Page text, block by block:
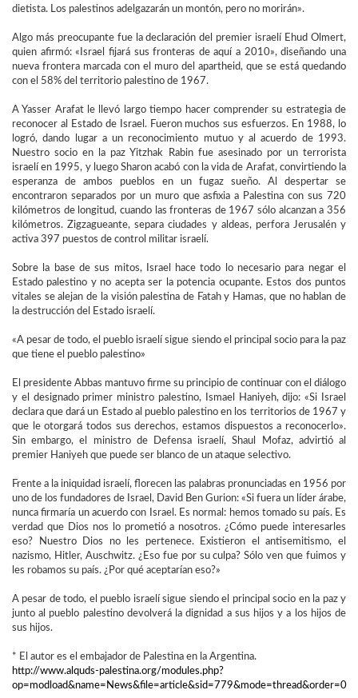
dietista. Los palestinos adelgazarán un montón, pero no morirán».
Algo más preocupante fue la declaración del premier israelí Ehud Olmert,
quien afirmó: «Israel fijará sus fronteras de aquí a 2010», diseñando una
nueva frontera marcada con el muro del apartheid, que se está quedando
con el 58% del territorio palestino de 1967.
A Yasser Arafat le llevó largo tiempo hacer comprender su estrategia de
reconocer al Estado de Israel. Fueron muchos sus esfuerzos. En 1988, lo
logró, dando lugar a un reconocimiento mutuo y al acuerdo de 1993.
Nuestro socio en la paz Yitzhak Rabin fue asesinado por un terrorista
israelí en 1995, y luego Sharon acabó con la vida de Arafat, convirtiendo la
esperanza de ambos pueblos en un fugaz sueño. Al despertar se
encontraron separados por un muro que asfixia a Palestina con sus 720
kilómetros de longitud, cuando las fronteras de 1967 sólo alcanzan a 356
kilómetros. Zigzagueante, separa ciudades y aldeas, perfora Jerusalén y
activa 397 puestos de control militar israelí.
Sobre la base de sus mitos, Israel hace todo lo necesario para negar el
Estado palestino y no acepta ser la potencia ocupante. Estos dos puntos
vitales se alejan de la visión palestina de Fatah y Hamas, que no hablan de
la destrucción del Estado israelí.
«A pesar de todo, el pueblo israelí sigue siendo el principal socio para la paz
que tiene el pueblo palestino»
El presidente Abbas mantuvo firme su principio de continuar con el diálogo
y el designado primer ministro palestino, Ismael Haniyeh, dijo: «Si Israel
declara que dará un Estado al pueblo palestino en los territorios de 1967 y
que le otorgará todos sus derechos, estamos dispuestos a reconocerlo».
Sin embargo, el ministro de Defensa israelí, Shaul Mofaz, advirtió al
premier Haniyeh que puede ser blanco de un ataque selectivo.
Frente a la iniquidad israelí, florecen las palabras pronunciadas en 1956 por
uno de los fundadores de Israel, David Ben Gurion: «Si fuera un líder árabe,
nunca firmaría un acuerdo con Israel. Es normal: hemos tomado su país. Es
verdad que Dios nos lo prometió a nosotros. ¿Cómo puede interesarles
eso? Nuestro Dios no les pertenece. Existieron el antisemitismo, el
nazismo, Hitler, Auschwitz. ¿Eso fue por su culpa? Sólo ven que fuimos y
les robamos su país. ¿Por qué aceptarían eso?»
A pesar de todo, el pueblo israelí sigue siendo el principal socio en la paz y
junto al pueblo palestino devolverá la dignidad a sus hijos y a los hijos de
sus hijos.
* El autor es el embajador de Palestina en la Argentina.
http://www.alquds-palestina.org/modules.php?
op=modload&name=News&file=article&sid=779&mode=thread&order=0